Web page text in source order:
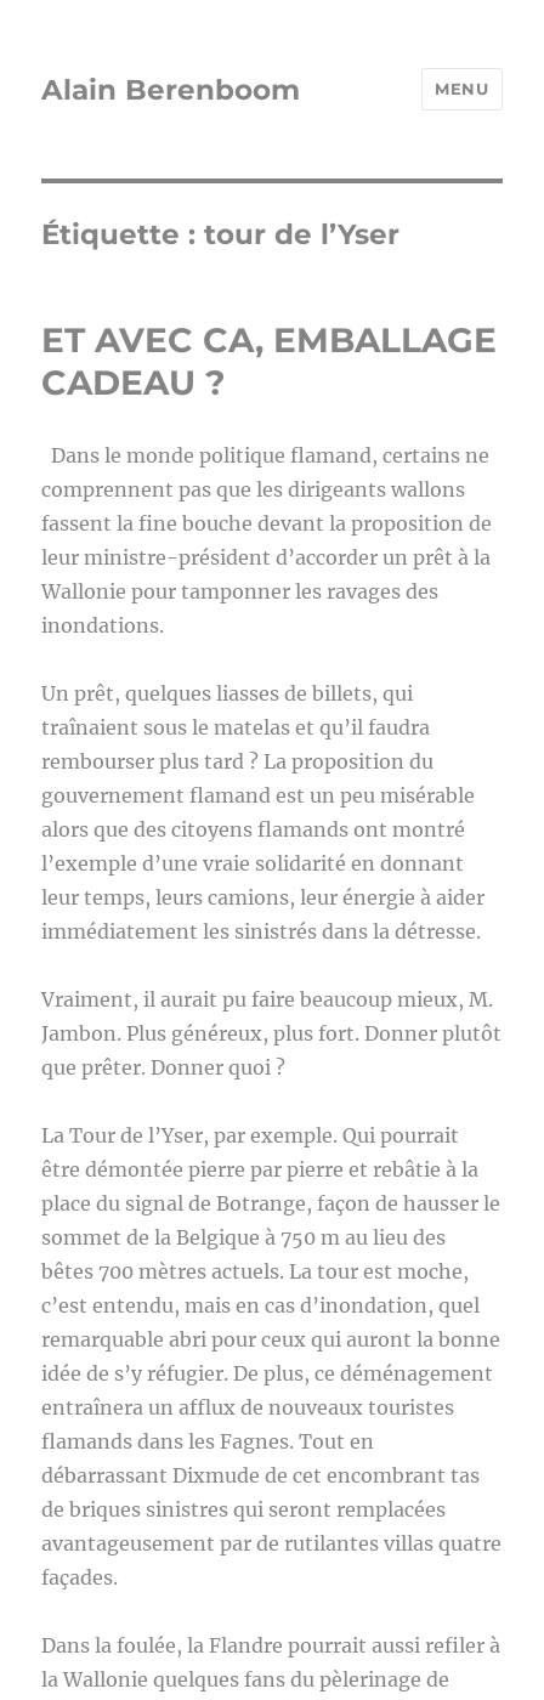
Alain Berenboom MENU
Étiquette :tour de l’Yser
ET AVEC CA, EMBALLAGE
CADEAU ?
Dans le monde politique flamand, certains ne
comprennent pas que les dirigeants wallons
fassent la fine bouche devant la proposition de
leur ministre-président d’accorder un prêt à la
Wallonie pour tamponner les ravages des
inondations.
Un prêt, quelques liasses de billets, qui
traînaient sous le matelas et qu’il faudra
rembourser plus tard ? La proposition du
gouvernement flamand est un peu misérable
alors que des citoyens flamands ont montré
l’exemple d’une vraie solidarité en donnant
leur temps, leurs camions, leur énergie à aider
immédiatement les sinistrés dans la détresse.
Vraiment, il aurait pu faire beaucoup mieux, M.
Jambon. Plus généreux, plus fort. Donner plutôt
que prêter. Donner quoi ?
La Tour de l’Yser, par exemple. Qui pourrait
être démontée pierre par pierre et rebâtie à la
place du signal de Botrange, façon de hausser le
sommet de la Belgique à 750 m au lieu des
bêtes 700 mètres actuels. La tour est moche,
c’est entendu, mais en cas d’inondation, quel
remarquable abri pour ceux qui auront la bonne
idée de s’y réfugier. De plus, ce déménagement
entraînera un afflux de nouveaux touristes
flamands dans les Fagnes. Tout en
débarrassant Dixmude de cet encombrant tas
de briques sinistres qui seront remplacées
avantageusement par de rutilantes villas quatre
façades.
Dans la foulée, la Flandre pourrait aussi refiler à
la Wallonie quelques fans du pèlerinage de